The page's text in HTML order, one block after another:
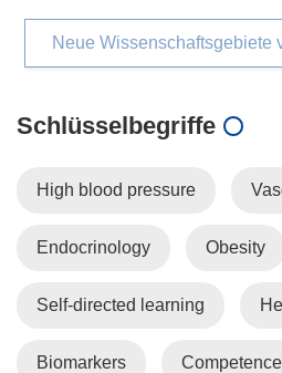
Neue Wissenschaftsgebiete
Schlüsselbegriffe
High blood pressure
Endocrinology Obesity
Self-directed learning
Biomarkers Competence